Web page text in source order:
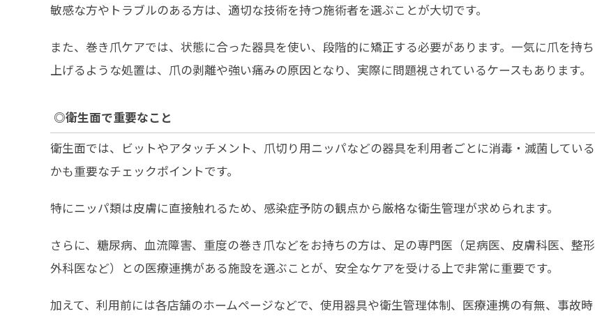
敏感な方やトラブルのある方は、適切な技術を持つ施術者を選ぶことが大切です。
また、巻き爪ケアでは、状態に合った器具を使い、段階的に矯正する必要があります。一気に爪を持ち
上げるような処置は、爪の剥離や強い痛みの原因となり、実際に問題視されているケースもあります。
◎衛生面で重要なこと
衛生面では、ビットやアタッチメント、爪切り用ニッパなどの器具を利用者ごとに消毒・滅菌している
かも重要なチェックポイントです。
特にニッパ類は皮膚に直接触れるため、感染症予防の観点から厳格な衛生管理が求められます。
さらに、糖尿病、血流障害、重度の巻き爪などをお持ちの方は、足の専門医（足病医、皮膚科医、整形
外科医など）との医療連携がある施設を選ぶことが、安全なケアを受ける上で非常に重要です。
加えて、利用前には各店舗のホームページなどで、使用器具や衛生管理体制、医療連携の有無、事故時